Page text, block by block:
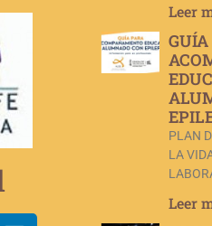
Leer
GUÍA
PLAN
LA
Leer